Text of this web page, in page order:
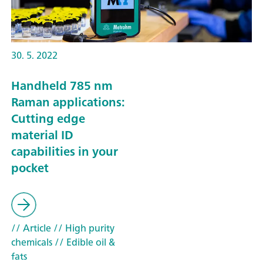
30. 5. 2022
Handheld 785 nm
Raman applications:
Cutting edge
material ID
capabilities in your
pocket
// Article// High purity
chemicals// Edible oil &
fats